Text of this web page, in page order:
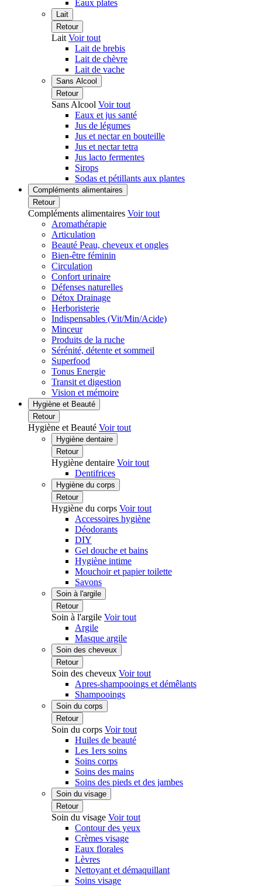
Eaux plates
Lait
Retour
Lait Voir tout
Lait de brebis
Lait de chèvre
Lait de vache
Sans Alcool
Retour
Sans Alcool Voir tout
Eaux et jus santé
Jus de légumes
Jus et nectar en bouteille
Jus et nectar tetra
Jus lacto fermentes
Sirops
Sodas et pétillants aux plantes
Compléments alimentaires
Retour
Compléments alimentaires Voir tout
Aromathérapie
Articulation
Beauté Peau, cheveux et ongles
Bien-être féminin
Circulation
Confort urinaire
Défenses naturelles
Détox Drainage
Herboristerie
Indispensables (Vit/Min/Acide)
Minceur
Produits de la ruche
Sérénité, détente et sommeil
Superfood
Tonus Energie
Transit et digestion
Vision et mémoire
Hygiène et Beauté
Retour
Hygiène et Beauté Voir tout
Hygiène dentaire
Retour
Hygiène dentaire Voir tout
Dentifrices
Hygiène du corps
Retour
Hygiène du corps Voir tout
Accessoires hygiène
Déodorants
DIY
Gel douche et bains
Hygiène intime
Mouchoir et papier toilette
Savons
Soin à l'argile
Retour
Soin à l'argile Voir tout
Argile
Masque argile
Soin des cheveux
Retour
Soin des cheveux Voir tout
Apres-shampooings et démêlants
Shampooings
Soin du corps
Retour
Soin du corps Voir tout
Huiles de beauté
Les 1ers soins
Soins corps
Soins des mains
Soins des pieds et des jambes
Soin du visage
Retour
Soin du visage Voir tout
Contour des yeux
Crèmes visage
Eaux florales
Lèvres
Nettoyant et démaquillant
Soins visage